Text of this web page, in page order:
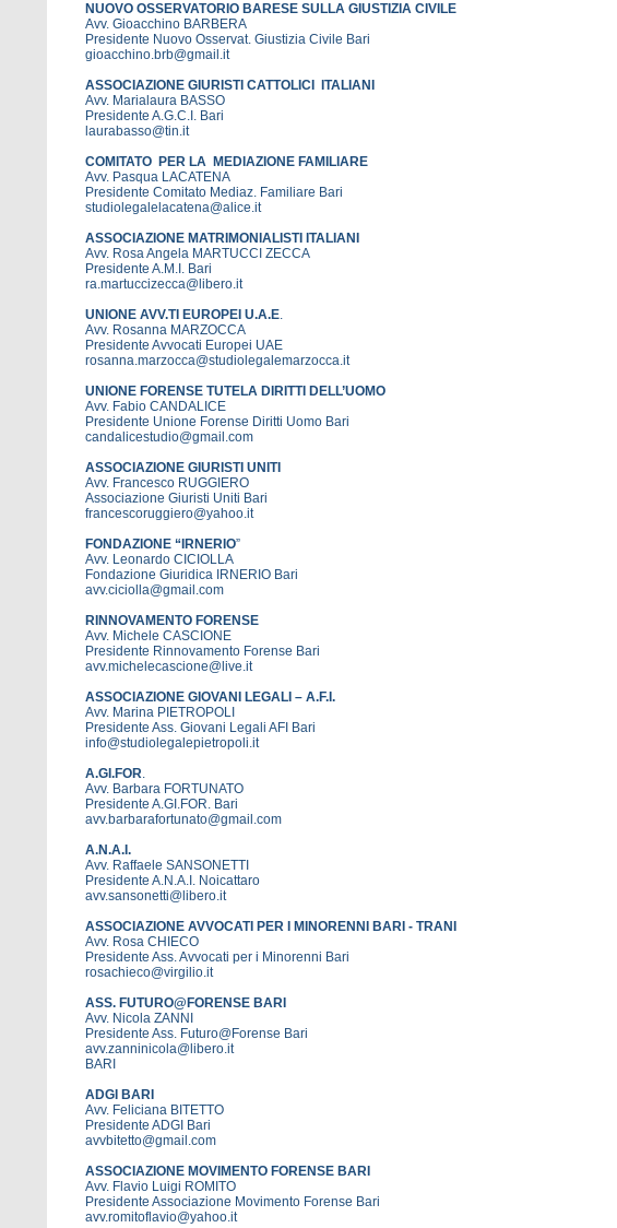
NUOVO OSSERVATORIO BARESE SULLA GIUSTIZIA CIVILE
Avv. Gioacchino BARBERA
Presidente Nuovo Osservat. Giustizia Civile Bari
gioacchino.brb@gmail.it
ASSOCIAZIONE GIURISTI CATTOLICI ITALIANI
Avv. Marialaura BASSO
Presidente A.G.C.I. Bari
laurabasso@tin.it
COMITATO PER LA MEDIAZIONE FAMILIARE
Avv. Pasqua LACATENA
Presidente Comitato Mediaz. Familiare Bari
studiolegalelacatena@alice.it
ASSOCIAZIONE MATRIMONIALISTI ITALIANI
Avv. Rosa Angela MARTUCCI ZECCA
Presidente A.M.I. Bari
ra.martuccizecca@libero.it
UNIONE AVV.TI EUROPEI U.A.E.
Avv. Rosanna MARZOCCA
Presidente Avvocati Europei UAE
rosanna.marzocca@studiolegalemarzocca.it
UNIONE FORENSE TUTELA DIRITTI DELL’UOMO
Avv. Fabio CANDALICE
Presidente Unione Forense Diritti Uomo Bari
candalicestudio@gmail.com
ASSOCIAZIONE GIURISTI UNITI
Avv. Francesco RUGGIERO
Associazione Giuristi Uniti Bari
francescoruggiero@yahoo.it
FONDAZIONE “IRNERIO”
Avv. Leonardo CICIOLLA
Fondazione Giuridica IRNERIO Bari
avv.ciciolla@gmail.com
RINNOVAMENTO FORENSE
Avv. Michele CASCIONE
Presidente Rinnovamento Forense Bari
avv.michelecascione@live.it
ASSOCIAZIONE GIOVANI LEGALI – A.F.I.
Avv. Marina PIETROPOLI
Presidente Ass. Giovani Legali AFI Bari
info@studiolegalepietropoli.it
A.GI.FOR.
Avv. Barbara FORTUNATO
Presidente A.GI.FOR. Bari
avv.barbarafortunato@gmail.com
A.N.A.I.
Avv. Raffaele SANSONETTI
Presidente A.N.A.I. Noicattaro
avv.sansonetti@libero.it
ASSOCIAZIONE AVVOCATI PER I MINORENNI BARI - TRANI
Avv. Rosa CHIECO
Presidente Ass. Avvocati per i Minorenni Bari
rosachieco@virgilio.it
ASS. FUTURO@FORENSE BARI
Avv. Nicola ZANNI
Presidente Ass. Futuro@Forense Bari
avv.zanninicola@libero.it
BARI
ADGI BARI
Avv. Feliciana BITETTO
Presidente ADGI Bari
avvbitetto@gmail.com
ASSOCIAZIONE MOVIMENTO FORENSE BARI
Avv. Flavio Luigi ROMITO
Presidente Associazione Movimento Forense Bari
avv.romitoflavio@yahoo.it